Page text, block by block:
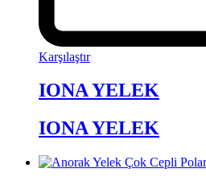
Karşılaştır
IONA YELEK
IONA YELEK